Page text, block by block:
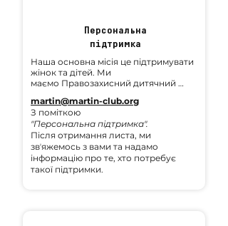
Персональна
підтримка
Наша основна місія це підтримувати
жінок та дітей. Ми
маємо Правозахисний дитячний
через які можливо напряму
підтримати конкретну жінку, дитину
чи сімʼю. Потреби різні - від їжі, одежі
та комунальних послуг до підтримки
менторством.
martin@martin-club.org
З поміткою
"Персональна підтримка".
Після отримання листа, ми
звʼяжемось з вами та надамо
інформацію про те, хто потребує
такої підтримки.